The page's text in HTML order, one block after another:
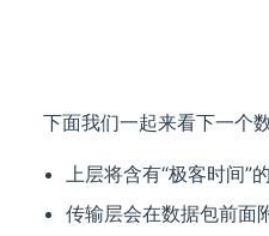
下面我们一起来看下一个
上层将含有“极客时间”
传输层会在数据包前面